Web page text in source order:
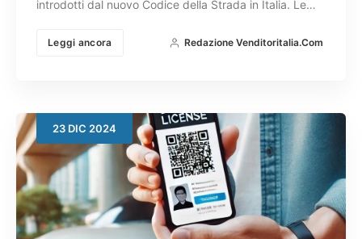
introdotti dal nuovo Codice della Strada in Italia. Le…
Leggi ancora Redazione Venditoritalia.com
23 DIC 2024